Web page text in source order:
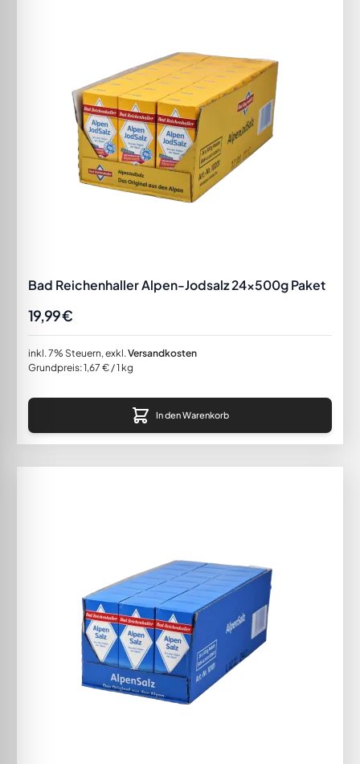
Bad Reichenhaller Alpen-Jodsalz 24x500g Paket
19,99 €
inkl. 7% Steuern,exkl.Versandkosten
Grundpreis:1,67 €/ 1 kg
In den Warenkorb